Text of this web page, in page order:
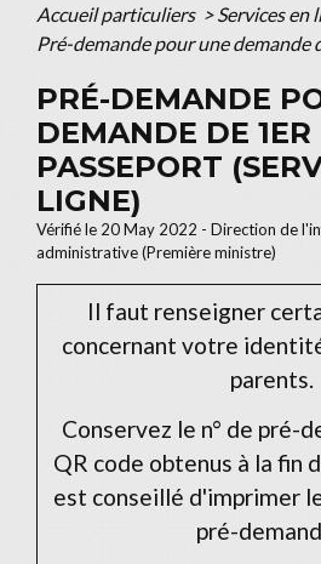
Accueil particuliers > Services en
Pré-demande pour une demande
PRÉ-DEMANDE
DEMANDE DE 1ER
PASSEPORT
LIGNE)
Vérifié le 20 May 2022 - Direction de
administrative (Première ministre)
Il faut renseigner
concernant votre
parents.
Conservez le n° de pré-
QR code obtenus à la fin
est conseillé d'imprimer
pré-